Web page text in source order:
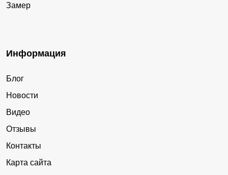
Замер
Информация
Блог
Новости
Видео
Отзывы
Контакты
Карта сайта